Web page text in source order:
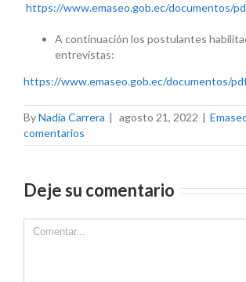
https://www.emaseo.gob.ec/documentos/
A continuación los postulantes
entrevistas:
https://www.emaseo.gob.ec/documentos/
ByNadia Carrera | agosto 21, 2022 |
comentarios
Deje su comentario
Comment